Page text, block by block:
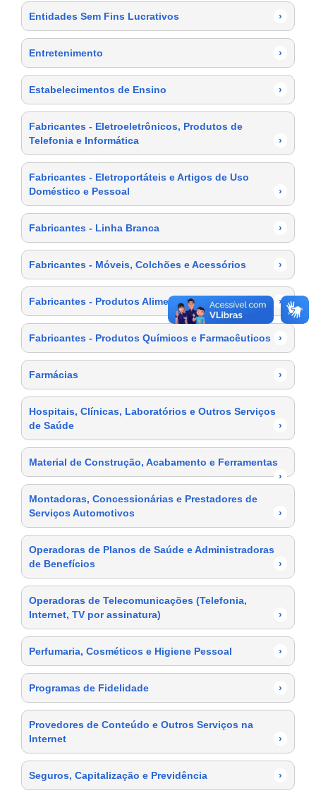
Entidades Sem Fins Lucrativos ›
Entretenimento ›
Estabelecimentos de Ensino ›
Fabricantes - Eletroeletrônicos, Produtos de
Telefonia e Informática
›
Fabricantes - Eletroportáteis e Artigos de Uso
Doméstico e Pessoal
›
Fabricantes - Linha Branca ›
Fabricantes - Móveis, Colchões e Acessórios ›
Fabricantes - Produtos Alimentícios ›
Fabricantes - Produtos Químicos e Farmacêuticos ›
Farmácias ›
Hospitais, Clínicas, Laboratórios e Outros Serviços
de Saúde
›
Material de Construção, Acabamento e Ferramentas
›
Montadoras, Concessionárias e Prestadores de
Serviços Automotivos
›
Operadoras de Planos de Saúde e Administradoras
de Benefícios
›
Operadoras de Telecomunicações (Telefonia,
Internet, TV por assinatura)
›
Perfumaria, Cosméticos e Higiene Pessoal ›
Programas de Fidelidade ›
Provedores de Conteúdo e Outros Serviços na
Internet
›
Seguros, Capitalização e Previdência ›